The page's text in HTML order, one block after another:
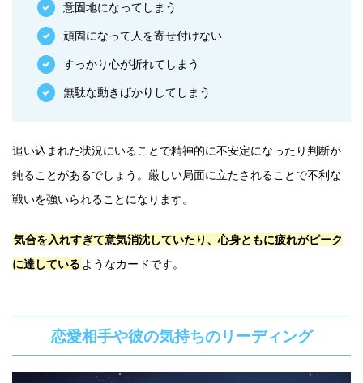
意固地になってしまう
頑固になって人を寄せ付けない
すっかり心が折れてしまう
無駄な動きばかりしてしまう
追い込まれた状況にいることで精神的に不安定になったり判断が
鈍ることがあるでしょう。厳しい局面に立たされることで不利な
戦いを強いられることになります。
気合を入れすぎて意気消沈していたり、心身ともに疲れがピーク
に達している ようなカードです。
恋愛相手や彼の気持ちのリーディング